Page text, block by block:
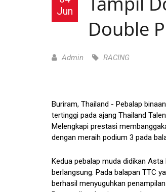
Jun
Double
Admin RACING
Buriram, Thailand - Pebalap
tertinggi pada ajang Thailand
Melengkapi prestasi
dengan meraih podium 3 pada
Kedua pebalap muda didikan
berlangsung. Pada balapan TTC
berhasil menyuguhkan